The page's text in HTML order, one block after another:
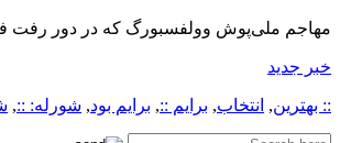
مهاجم ملی‌پوش وولفسبورگ که در دور رفت
خبر جدید
:: بهترین, انتخاب, برایم ::, برایم بود, شورله: ::,